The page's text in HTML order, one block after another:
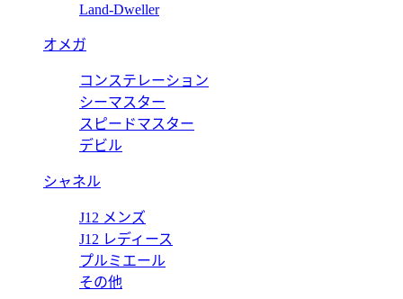
タンロックPM トレンチ トリヨンクレマンす
Land-Dweller
オメガ
コンステレーション
シーマスター
スピードマスター
デビル
シャネル
J12 メンズ
J12 レディース
プルミエール
その他